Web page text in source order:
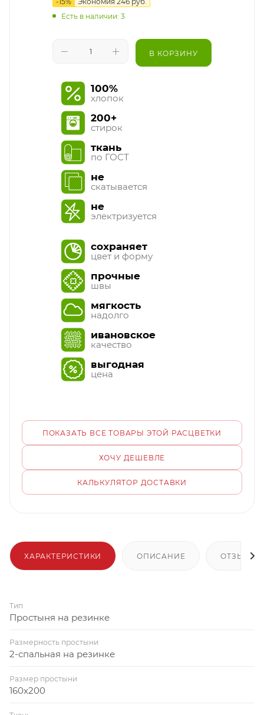
Есть в наличии: 3
В КОРЗИНУ
100%
хлопок
200+
стирок
ткань
по ГОСТ
не
скатывается
не
электризуется
сохраняет
цвет и форму
прочные
швы
мягкость
надолго
ивановское
качество
выгодная
цена
ПОКАЗАТЬ ВСЕ ТОВАРЫ ЭТОЙ РАСЦВЕТКИ
ХОЧУ ДЕШЕВЛЕ
КАЛЬКУЛЯТОР ДОСТАВКИ
ХАРАКТЕРИСТИКИ ОПИСАНИЕ ОТЗЫВЫ
Тип
Простыня на резинке
Размерность простыни
2-спальная на резинке
Размер простыни
160x200